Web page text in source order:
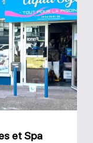
et Spa